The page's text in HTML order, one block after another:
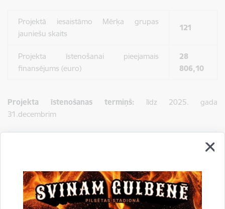
Projektā iesaistāmo Mērķa grupas
jauniešu skaits
121
Projekta īstenošanai pieejamais
finansējums (euro)
28
806,10
Projekta īstenošanas termiņš:
līdz 2025. gada
31.decembrim
pasts:linda.lapere@gulbene.lv
GNJC “Bāze” vadītāja – Valērija Stībele, tālr.:+371 26399385
e-pasts:valerija.stibele@gulbene.lv